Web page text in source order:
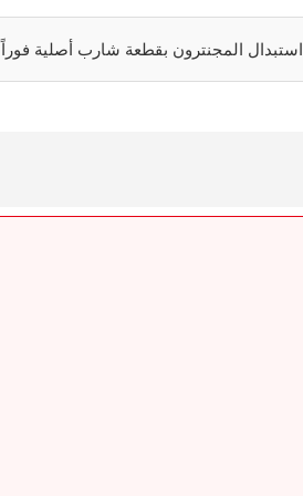
استبدال المجنترون بقطعة شارب أصلية فوراً